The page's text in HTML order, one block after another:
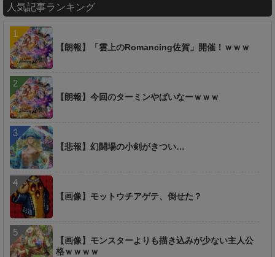
人気記事ランキング
【朗報】「雲上のRomancing佐賀」開催！ｗｗｗ
【朗報】今回のターミンやばいなーｗｗｗ
【悲報】幻闘場の小剣がきつい…
【画像】モットウチアゲテ、倒せた？
【画像】モンスターよりも描き込みが少ない主人公
格ｗｗｗｗ